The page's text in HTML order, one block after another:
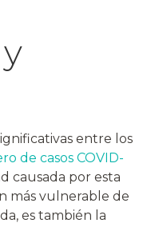
entre los
de casos COVID-
causada por esta
más vulnerable de
es también la